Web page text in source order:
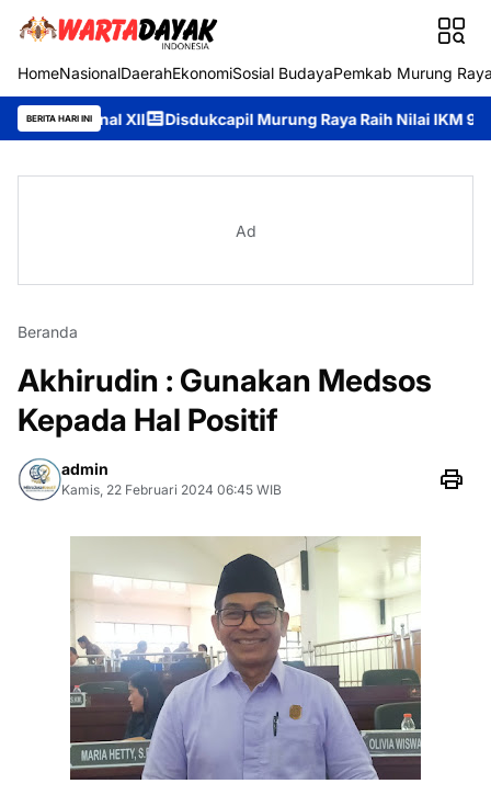
HomeNasionalDaerahEkonomiSosial BudayaPemkab Murung
BERITA HARI INI
XII Disdukcapil Murung Raya Raih Nilai IKM 93,84, Bukti
Ad
Beranda
Akhirudin : Gunakan Medsos
Kepada Hal Positif
admin
Kamis, 22 Februari 2024 06:45 WIB